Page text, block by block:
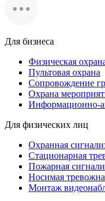
Для бизнеса
Физическая
Пультовая охрана
Сопровождение
Охрана
Информационно-
Для физических лиц
Охранная
Стационарная
Пожарная
Носимая
Монтаж